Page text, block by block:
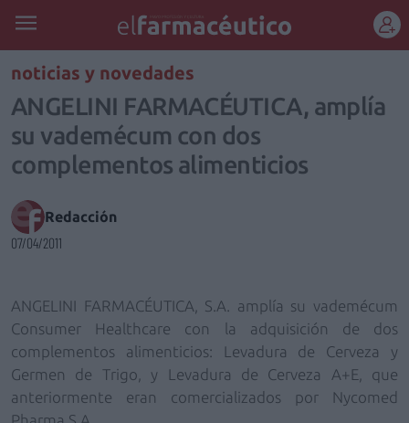
REGÍSTRATE
noticias y novedades
ANGELINI FARMACÉUTICA, amplía
su vademécum con dos
complementos alimenticios
Redacción
07/04/2011
ANGELINI FARMACÉUTICA, S.A. amplía su vademécum
Consumer Healthcare con la adquisición de dos
complementos alimenticios: Levadura de Cerveza y
Germen de
Trigo, y Levadura de Cerveza A+E, que
anteriormente eran comercializados por Nycomed